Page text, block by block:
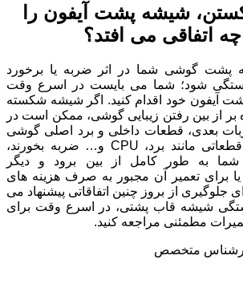
شیشه پشت آیفون را
اتفاقی می افتد؟
گوشی شما در اثر ضربه یا برخورد
شود؛ شما می بایست در اسرع وقت
آیفون خود اقدام کنید. اگر شیشه شکسته
بر از بین رفتن زیبایی گوشی، ممکن است در
بعدی، قطعات داخلی و برد اصلی گوشی
نیز آسیب ببیند. اگر قطعاتی مانند برد، CPU و… ضربه بخورند،
به طور کامل از بین برود و دیگر
یا برای تعمیر آن مجبور به صرف هزینه های
جلوگیری از بروز چنین اتفاقاتی پیشنهاد می
شیشه قاب پشتی، در اسرع وقت برای
مطمئنی مراجعه کنید.
متخصص